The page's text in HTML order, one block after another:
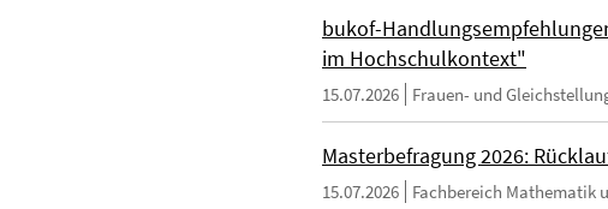
bukof-
im Hochschulkontext"
15.07.2026 Frauen- und
Masterbefragung 2026:
15.07.2026 Fachbereich Mathematik